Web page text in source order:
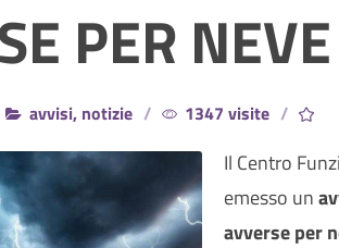
PER
avvisi, notizie 1347 visite
Il Centro
emesso un
avverse per